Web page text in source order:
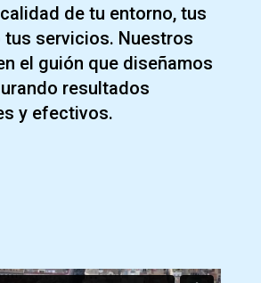
de tu entorno, tus
servicios. Nuestros
el guión que diseñamos
resultados
y efectivos.